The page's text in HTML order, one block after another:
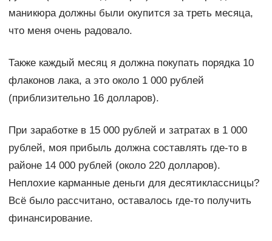
маникюра должны были окупится за треть месяца,
что меня очень радовало.
Также каждый месяц я должна покупать порядка 10
флаконов лака, а это около 1 000 рублей
(приблизительно 16 долларов).
При заработке в 15 000 рублей и затратах в 1 000
рублей, моя прибыль должна составлять где-то в
районе 14 000 рублей (около 220 долларов).
Неплохие карманные деньги для десятиклассницы?
Всё было рассчитано, оставалось где-то получить
финансирование.